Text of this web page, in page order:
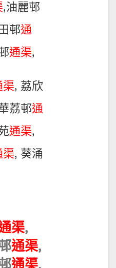
,油麗邨
邨通
通渠,
渠, 荔欣
荔邨通
通渠,
渠, 葵涌
渠,
通渠,
通渠,